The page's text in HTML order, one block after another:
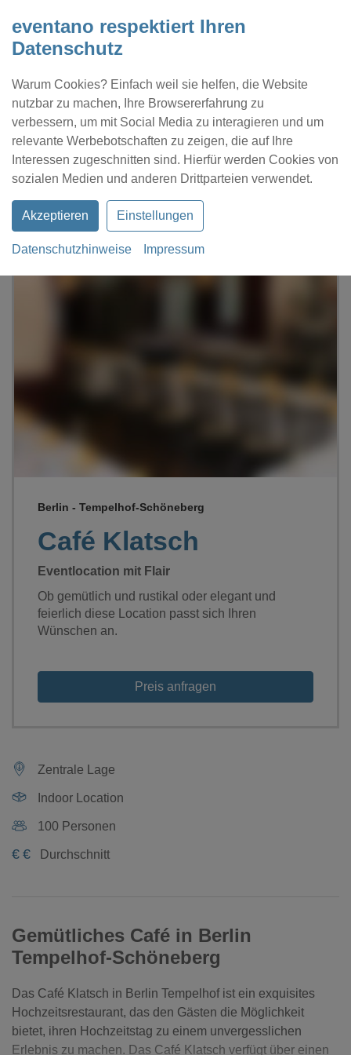
eventano respektiert Ihren
Datenschutz
Warum Cookies? Einfach weil sie helfen, die Website
nutzbar zu machen, Ihre Browsererfahrung zu
verbessern, um mit Social Media zu interagieren und um
relevante Werbebotschaften zu zeigen, die auf Ihre
Interessen zugeschnitten sind. Hierfür werden Cookies von
sozialen Medien und anderen Drittparteien verwendet.
Akzeptieren Einstellungen
Datenschutzhinweise Impressum
Kontakt Location eintragen Profil
Café Klatsch
Café Klatsch
Berlin - Tempelhof-Schöneberg
Eventlocation mit Flair
Ob gemütlich und rustikal oder elegant und
feierlich diese Location passt sich Ihren
Wünschen an.
Preis anfragen
Zentrale Lage
Indoor Location
100 Personen
€ € Durchschnitt
Gemütliches Café in Berlin
Tempelhof-Schöneberg
Das Café Klatsch in Berlin Tempelhof ist ein exquisites
Hochzeitsrestaurant, das den Gästen die Möglichkeit
bietet, ihren Hochzeitstag zu einem unvergesslichen
Erlebnis zu machen. Das Café Klatsch verfügt über einen